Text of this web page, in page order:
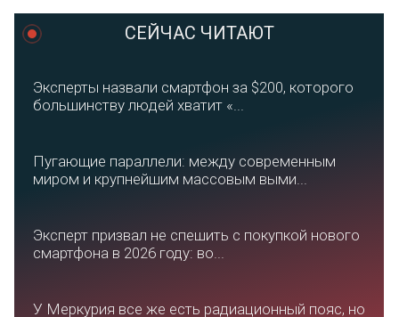
СЕЙЧАС ЧИТАЮТ
Эксперты назвали смартфон за $200, которого
большинству людей хватит «...
Пугающие параллели: между современным
миром и крупнейшим массовым выми...
Эксперт призвал не спешить с покупкой нового
смартфона в 2026 году: во...
У Меркурия все же есть радиационный пояс, но